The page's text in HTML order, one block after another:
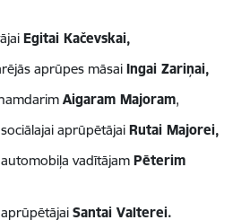
Egitai Kačevskai,
aprūpes māsai Ingai Zariņai,
Aigaram Majoram,
aprūpētājai Rutai Majorei,
vadītājam Pēterim
Santai Valterei.